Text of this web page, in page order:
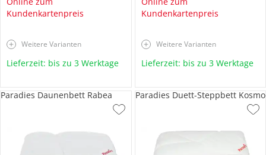
Kundenkartenpreis
Weitere Varianten
Lieferzeit: bis zu 3 Werktage
Kundenkartenpreis
Weitere Varianten
Lieferzeit: bis zu 3 Werktage
Paradies Daunenbett Rabea Paradies Duett-Steppbett Kosmo